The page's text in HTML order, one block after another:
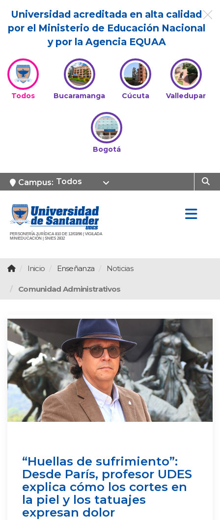
Universidad acreditada en alta calidad
por el Ministerio de Educación Nacional
y por la Agencia EQUAA
Todos Bucaramanga Cúcuta Valledupar
Bogotá
Campus: Todos
PERSONERÍA JURÍDICA 810 DE 12/03/96 | VIGILADA
MINIEDUCACIÓN | SNIES 2832
Inicio Enseñanza Noticias
Comunidad Administrativos
“Huellas de sufrimiento”:
Desde París, profesor UDES
explica cómo los cortes en
la piel y los tatuajes
expresan dolor